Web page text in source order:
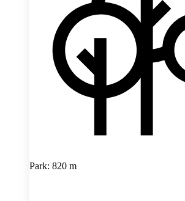
Park: 820 m